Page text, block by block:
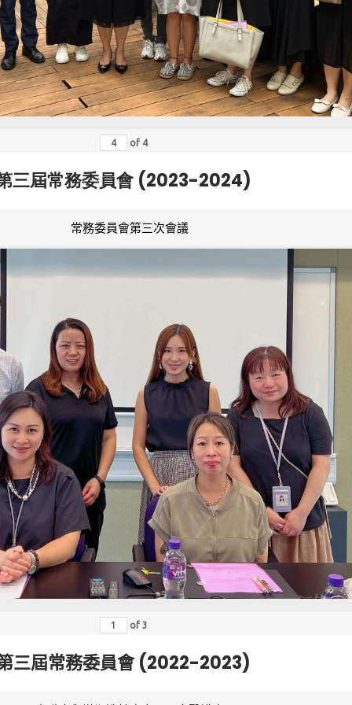
of 4
三屆常務委員會 (2023-2024)
常務委員會第三次會議
of 3
三屆常務委員會 (2022-2023)